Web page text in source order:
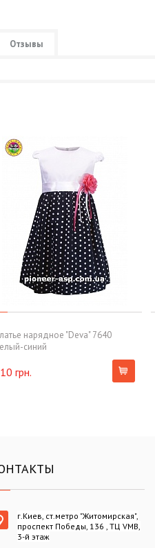
Отзывы
нарядное "Deva" 7640
синий
грн.
г.Киев, ст.метро "Житомирская",
проспект Победы, 136 , ТЦ VMB,
3-й этаж